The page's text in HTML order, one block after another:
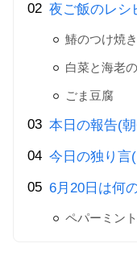
夜ご飯のレシ
鰆のつけ焼き
白菜と海老
ごま豆腐
本日の報告(
今日の独り
6月20日は何
ペパーミン